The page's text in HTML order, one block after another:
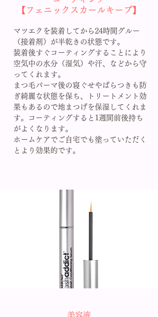
【フェニックスカールキープ】
マツエクを装着してから24時間グルー
（接着剤）が半乾きの状態です。
装着後すぐコーティングすることにより
空気中の水分（湿気）や汗、などから守
ってくれます。
まつ毛パーマ後の寝ぐせやばらつきも防
ぎ綺麗な状態を保ち、トリートメント効
果もあるので地まつげを保湿してくれま
す。コーティングすると1週間前後持ち
がよくなります。
ホームケアでご自宅でも塗っていただく
とより効果的です。
美容液